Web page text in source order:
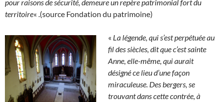
pour raisons de sécurité, demeure un repère patrimonial fort du
territoire« .(source Fondation du patrimoine)
« La légende, qui s’est perpétuée au
fil des siècles, dit que c’est sainte
Anne, elle-même, qui aurait
désigné ce lieu d’une façon
miraculeuse. Des bergers, se
trouvant dans cette contrée, à